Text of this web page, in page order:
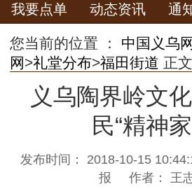
我要点单 动态资讯 通
您当前的位置 ： 中国义乌
网>礼堂分布>福田街道 正文
义乌陶界岭文
民“精神
发布时间： 2018-10-15
报
作者： 王